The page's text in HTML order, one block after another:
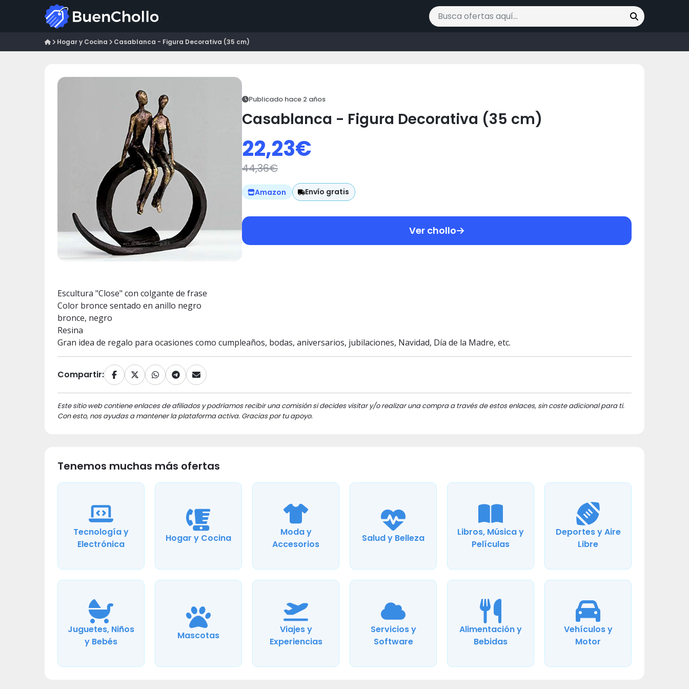
Buscar ofertas
Hogar y Cocina Casablanca - Figura Decorativa (35 cm)
Publicado hace 2 años
Casablanca - Figura Decorativa (35 cm)
22,23€
44,36€
Amazon Envío gratis
Ver chollo
Escultura "Close" con colgante de frase
Color bronce sentado en anillo negro
bronce, negro
Resina
Gran idea de regalo para ocasiones como cumpleaños, bodas, aniversarios, jubilaciones, Navidad, Día de la Madre, etc.
Compartir:
Este sitio web contiene enlaces de afiliados y podríamos recibir una comisión si decides visitar y/o realizar una compra a través de estos enlaces, sin coste adicional para ti.
Con esto, nos ayudas a mantener la plataforma activa. Gracias por tu apoyo.
Tenemos muchas más ofertas
Tecnología y
Electrónica
Hogar y Cocina
Moda y
Accesorios
Salud y Belleza
Libros, Música y
Películas
Deportes y Aire
Libre
Juguetes, Niños
y Bebés
Mascotas
Viajes y
Experiencias
Servicios y
Software
Alimentación y
Bebidas
Vehículos y
Motor